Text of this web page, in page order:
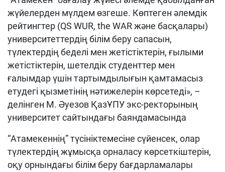
жүйелерден мүлдем өзгеше. Көптеген әлемдік
рейтингтер (QS WUR, the WAR және басқалары)
университеттердің білім беру сапасын,
түлектердің беделі мен жетістіктерін, ғылыми
жетістіктерін, шетелдік студенттер мен
ғалымдар үшін тартымдылығын қамтамасыз
етудегі қызметінің нәтижелерін көрсетеді», –
делінген М. Әуезов ҚазҰПУ экс-ректорының
университет сайтындағы баяндамасында
“Атамекеннің” түсініктемесіне сүйенсек, олар
түлектердің жұмысқа орналасу көрсеткіштерін,
оқу орнындағы білім беру бағдарламалары